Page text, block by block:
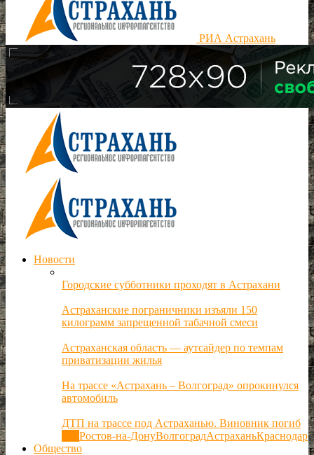
РИА Астрахань
Новости
Городские субботники проходят в Астрахани
Астраханские пограничники изъяли 150
килограмм запрещенной табачной смеси
Астраханская область — аутсайдер по темпам
приватизации жилья
На трассе «Астрахань – Волгоград» опрокинулся
автомобиль
ДТП на трассе под Астраханью. Виновник погиб
Ростов-на-ДонуВолгоградАстраханьКраснодар
Общество